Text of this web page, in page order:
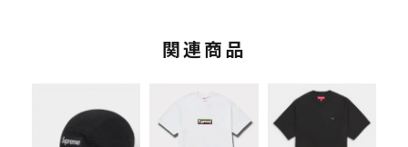
関連商品